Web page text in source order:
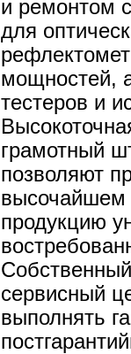
и ремонтом
для
мощностей,
тестеров и
грамотный
позволяют
высочайшем
продукцию
сервисный
выполнять